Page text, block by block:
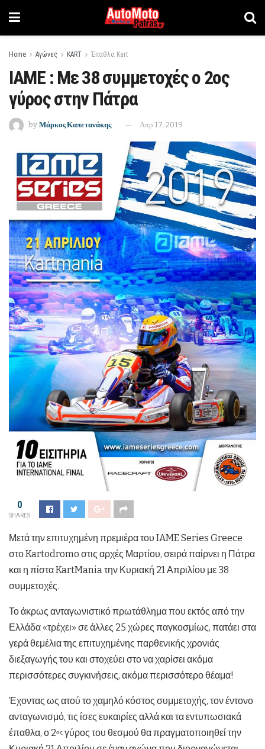
Home Αγώνες KART Έπαθλα Kart
IAME : Με 38 συμμετοχές ο 2ος
γύρος στην Πάτρα
by Μάρκος Καπετανάκης Απρ 17, 2019
0
SHARES
Μετά την επιτυχημένη πρεμιέρα του IAME Series Greece
στο Kartodromo στις αρχές Μαρτίου, σειρά παίρνει η Πάτρα
και η πίστα KartMania την Κυριακή 21 Απριλίου με 38
συμμετοχές.
Το άκρως ανταγωνιστικό πρωτάθλημα που εκτός από την
Ελλάδα «τρέχει» σε άλλες 25 χώρες παγκοσμίως, πατάει στα
γερά θεμέλια της επιτυχημένης παρθενικής χρονιάς
διεξαγωγής του και στοχεύει στο να χαρίσει ακόμα
περισσότερες συγκινήσεις, ακόμα περισσότερο θέαμα!
Έχοντας ως ατού το χαμηλό κόστος συμμετοχής, τον έντονο
ανταγωνισμό, τις ίσες ευκαιρίες αλλά και τα εντυπωσιακά
έπαθλα, ο 2ος γύρος του θεσμού θα πραγματοποιηθεί την